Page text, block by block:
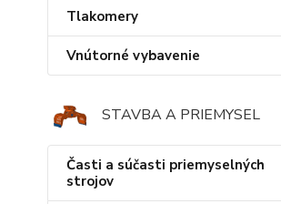
Tlakomery
Vnútorné vybavenie
STAVBA A PRIEMYSEL
Časti a súčasti priemyselných
strojov